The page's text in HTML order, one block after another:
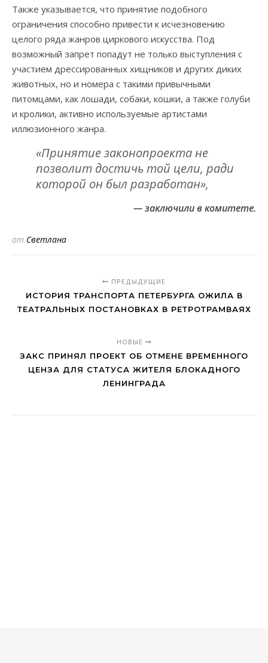
Также указывается, что принятие подобного
ограничения способно привести к исчезновению
целого ряда жанров циркового искусства. Под
возможный запрет попадут не только выступления с
участием дрессированных хищников и других диких
животных, но и номера с такими привычными
питомцами, как лошади, собаки, кошки, а также голуби
и кролики, активно используемые артистами
иллюзионного жанра.
«Принятие законопроекта не
позволит достичь той цели, ради
которой он был разработан»,
— заключили в комитете.
от Светлана
ПРЕДЫДУЩИЕ
ИСТОРИЯ ТРАНСПОРТА ПЕТЕРБУРГА ОЖИЛА В
ТЕАТРАЛЬНЫХ ПОСТАНОВКАХ В РЕТРОТРАМВАЯХ
НОВЫЕ
ЗАКС ПРИНЯЛ ПРОЕКТ ОБ ОТМЕНЕ ВРЕМЕННОГО
ЦЕНЗА ДЛЯ СТАТУСА ЖИТЕЛЯ БЛОКАДНОГО
ЛЕНИНГРАДА